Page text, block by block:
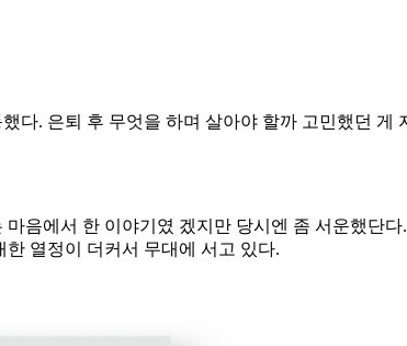
다. 은퇴 후 무엇을 하며 살아야 할까 고민했던 게
음에서 한 이야기였 겠지만 당시엔 좀 서운했단
열정이 더커서 무대에 서고 있다.